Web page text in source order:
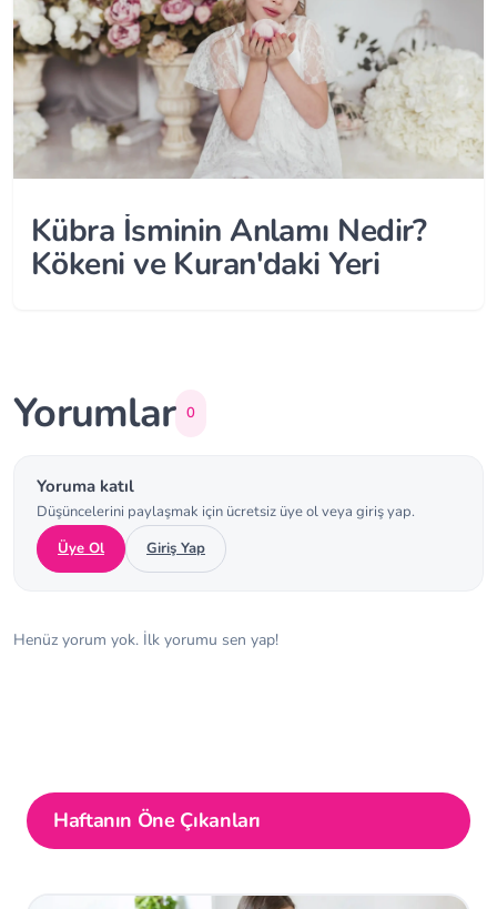
Kübra İsminin Anlamı Nedir?
Kökeni ve Kuran'daki Yeri
Yorumlar 0
Yoruma katıl
Düşüncelerini paylaşmak için ücretsiz üye ol veya giriş yap.
Üye Ol
Giriş Yap
Henüz yorum yok. İlk yorumu sen yap!
Haftanın Öne Çıkanları